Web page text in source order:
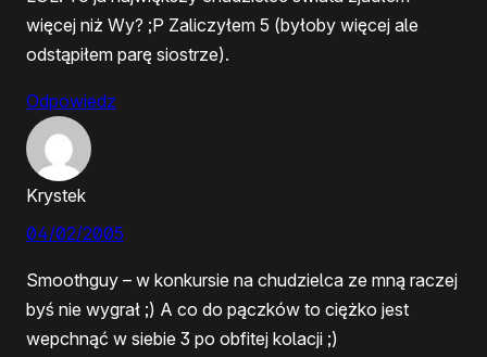
więcej niż Wy? ;P Zaliczyłem 5 (byłoby więcej ale
odstąpiłem parę siostrze).
Odpowiedz
Krystek
04/02/2005
Smoothguy – w konkursie na chudzielca ze mną raczej
byś nie wygrał ;) A co do pączków to ciężko jest
wepchnąć w siebie 3 po obfitej kolacji ;)